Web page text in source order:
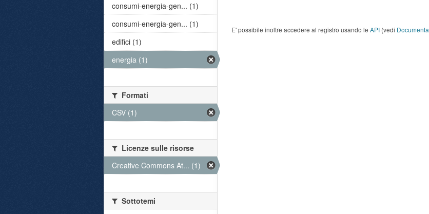
E' possibile inoltre accedere al registro usando le API (vedi
consumi-energia-gen... (1)
consumi-energia-gen... (1)
edifici (1)
energia (1)
Formati
CSV (1)
Licenze sulle risorse
Creative Commons At... (1)
Sottotemi